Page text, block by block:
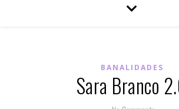
BANALIDADES
Sara Branco